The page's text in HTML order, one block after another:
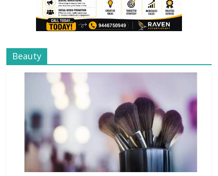
Beauty